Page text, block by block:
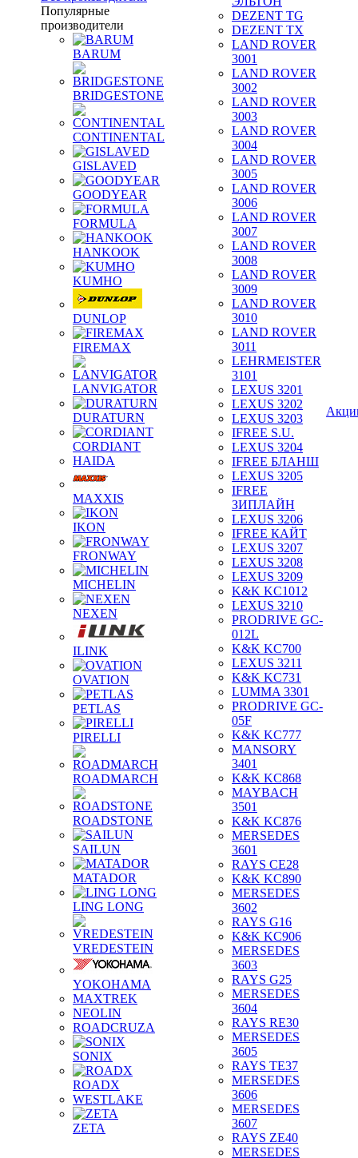
Популярные
производители
BARUM
BRIDGESTONE
CONTINENTAL
GISLAVED
GOODYEAR
FORMULA
HANKOOK
KUMHO
DUNLOP
FIREMAX
LANVIGATOR
DURATURN
CORDIANT
HAIDA
MAXXIS
IKON
FRONWAY
MICHELIN
NEXEN
ILINK
OVATION
PETLAS
PIRELLI
ROADMARCH
ROADSTONE
SAILUN
MATADOR
LING LONG
VREDESTEIN
YOKOHAMA
MAXTREK
NEOLIN
ROADCRUZA
SONIX
ROADX
WESTLAKE
ZETA
DEZENT TG
DEZENT TX
LAND ROVER
3001
LAND ROVER
3002
LAND ROVER
3003
LAND ROVER
3004
LAND ROVER
3005
LAND ROVER
3006
LAND ROVER
3007
LAND ROVER
3008
LAND ROVER
3009
LAND ROVER
3010
LAND ROVER
3011
LEHRMEISTER
3101
LEXUS 3201
LEXUS 3202
LEXUS 3203
IFREE S.U.
LEXUS 3204
IFREE БЛАНШ
LEXUS 3205
IFREE
ЗИПЛАЙН
LEXUS 3206
IFREE КАЙТ
LEXUS 3207
LEXUS 3208
LEXUS 3209
K&K KC1012
LEXUS 3210
PRODRIVE GC-
012L
K&K KC700
LEXUS 3211
K&K KC731
LUMMA 3301
PRODRIVE GC-
05F
K&K KC777
MANSORY
3401
K&K KC868
MAYBACH
3501
K&K KC876
MERSEDES
3601
RAYS CE28
K&K KC890
MERSEDES
3602
RAYS G16
K&K KC906
MERSEDES
3603
RAYS G25
MERSEDES
3604
RAYS RE30
MERSEDES
3605
RAYS TE37
MERSEDES
3606
MERSEDES
3607
RAYS ZE40
MERSEDES